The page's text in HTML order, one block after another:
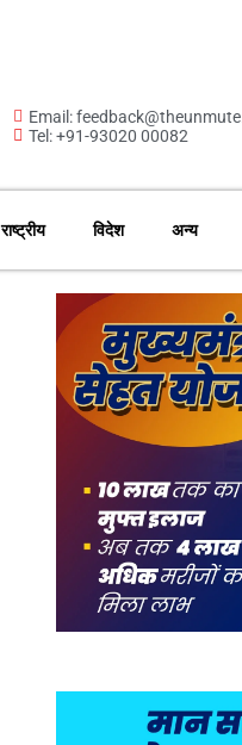
Email:
Tel: +91-93020 00082
राष्ट्रीय विदेश अन्य